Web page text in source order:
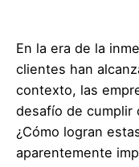
En la era de la
clientes han
contexto, las
desafío de cumplir
¿Cómo logran
aparentemente